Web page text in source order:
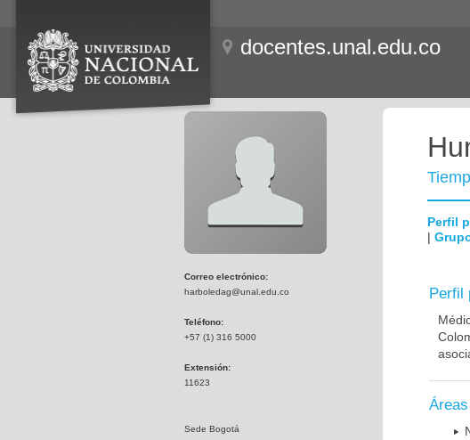
docentes.unal.edu.co
Correo electrónico:
harboledag@unal.edu.co
Teléfono:
+57 (1) 316 5000
Extensión:
11623
Sede Bogotá
Perfil
|
Perfil